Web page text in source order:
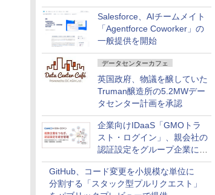
払いなどに対応
Salesforce、AIチームメイト
「Agentforce Coworker」の
一般提供を開始
データセンターカフェ
英国政府、物議を醸していた
Truman醸造所の5.2MWデー
タセンター計画を承認
企業向けIDaaS「GMOトラ
スト・ログイン」、親会社の
認証設定をグループ企業に展
開できる新機能を提供
GitHub、コード変更を小規模な単位に
分割する「スタック型プルリクエスト」